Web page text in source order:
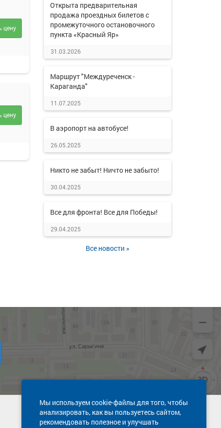
цену
цену
Открыта предварительная
продажа проездных билетов с
промежуточного остановочного
пункта «Красный Яр»
31.03.2026
Маршрут "Междуреченск -
Караганда"
11.07.2025
В аэропорт на автобусе!
26.05.2025
Никто не забыт! Ничто не забыто!
30.04.2025
Все для фронта! Все для Победы!
29.04.2025
Все новости »
Мы используем cookie-файлы для того, чтобы
анализировать, как вы пользуетесь сайтом,
рекомендовать полезное и улучшать
Техническая поддержка сайта